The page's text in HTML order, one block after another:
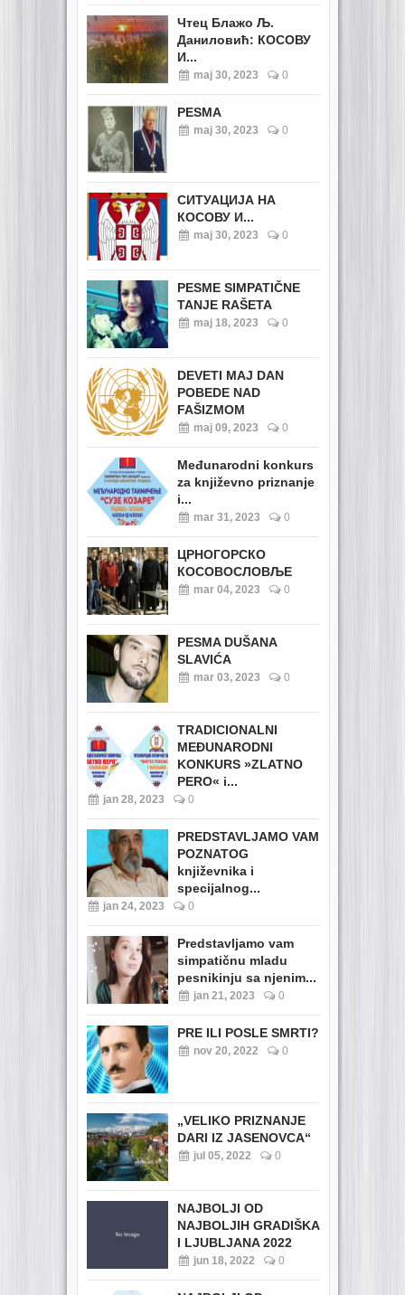
Чтец Блажо Љ.
Даниловић: КОСОВУ
И...
maj 30, 2023 0
PESMA
maj 30, 2023 0
СИТУАЦИЈА НА
КОСОВУ И...
maj 30, 2023 0
PESME SIMPATIČNE
TANJE RAŠETA
maj 18, 2023 0
DEVETI MAJ DAN
POBEDE NAD
FAŠIZMOM
maj 09, 2023 0
Međunarodni konkurs
za književno priznanje
i...
mar 31, 2023 0
ЦРНОГОРСКО
КОСОВОСЛОВЉЕ
mar 04, 2023 0
PESMA DUŠANA
SLAVIĆA
mar 03, 2023 0
TRADICIONALNI
MEĐUNARODNI
KONKURS »ZLATNO
PERO« i...
jan 28, 2023 0
PREDSTAVLJAMO VAM
POZNATOG
književnika i
specijalnog...
jan 24, 2023 0
Predstavljamo vam
simpatičnu mladu
pesnikinju sa njenim...
jan 21, 2023 0
PRE ILI POSLE SMRTI?
nov 20, 2022 0
„VELIKO PRIZNANJE
DARI IZ JASENOVCA“
jul 05, 2022 0
NAJBOLJI OD
NAJBOLJIH GRADIŠKA
I LJUBLJANA 2022
jun 18, 2022 0